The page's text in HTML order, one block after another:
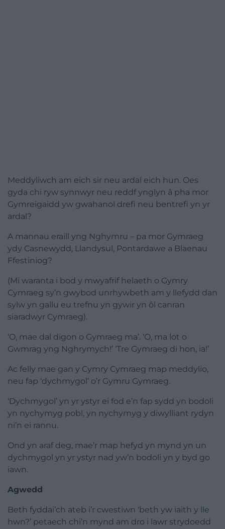
Meddyliwch am eich sir neu ardal eich hun. Oes
gyda chi ryw synnwyr neu reddf ynglyn â pha mor
Gymreigaidd yw gwahanol drefi neu bentrefi yn yr
ardal?
A mannau eraill yng Nghymru – pa mor Gymraeg
ydy Casnewydd, Llandysul, Pontardawe a Blaenau
Ffestiniog?
(Mi waranta i bod y mwyafrif helaeth o Gymry
Cymraeg sy’n gwybod unrhywbeth am y llefydd dan
sylw yn gallu eu trefnu yn gywir yn ôl canran
siaradwyr Cymraeg).
‘O, mae dal digon o Gymraeg ma’. ‘O, ma lot o
Gwmrag yng Nghrymych!’ ‘Tre Gymraeg di hon, ia!’
Ac felly mae gan y Cymry Cymraeg map meddylio,
neu fap ‘dychmygol’ o’r Gymru Gymraeg.
‘Dychmygol’ yn yr ystyr ei fod e’n fap sydd yn bodoli
yn nychymyg pobl, yn nychymyg y diwylliant rydyn
ni’n ei rannu.
Ond yn araf deg, mae’r map hefyd yn mynd yn un
dychmygol yn yr ystyr nad yw’n bodoli yn y byd go
iawn.
Agwedd
Beth fyddai’ch ateb i’r cwestiwn ‘beth yw iaith y lle
hwn?’ petaech chi’n mynd am dro i lawr strydoedd